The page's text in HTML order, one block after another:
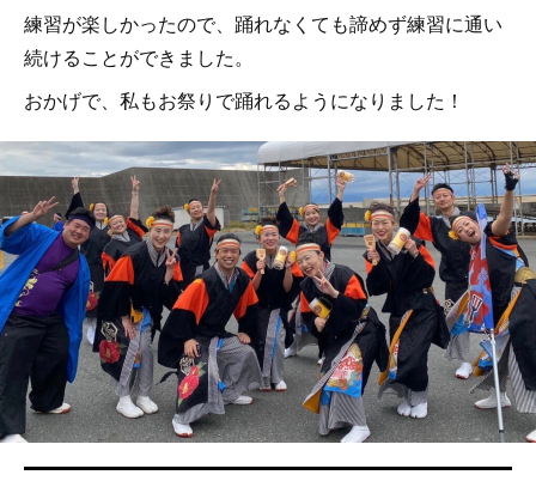
練習が楽しかったので、踊れなくても諦めず練習に通い
続けることができました。
おかげで、私もお祭りで踊れるようになりました！